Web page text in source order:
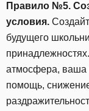
Правило №5.
условия.
будущего
атмосфера, ваша
помощь,